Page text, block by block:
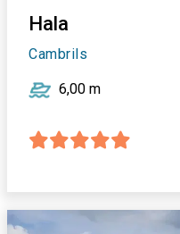
Hala
Cambrils
6,00 m